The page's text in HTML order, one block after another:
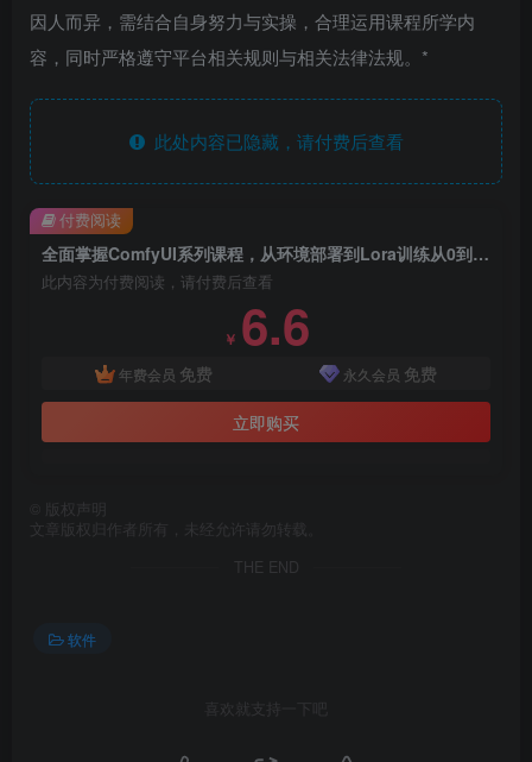
因人而异，需结合自身努力与实操，合理运用课程所学内
容，同时严格遵守平台相关规则与相关法律法规。*
此处内容已隐藏，请付费后查看
全面掌握ComfyUI系列课程，从环境部署到Lora训练从0到1吃透ComfyUI，轻松实现商业实战变现
此内容为付费阅读，请付费后查看
￥ 6.6
年费会员 免费 永久会员 免费
立即购买
付费阅读
版权声明
文章版权归作者所有，未经允许请勿转载。
THE END
软件
喜欢就支持一下吧